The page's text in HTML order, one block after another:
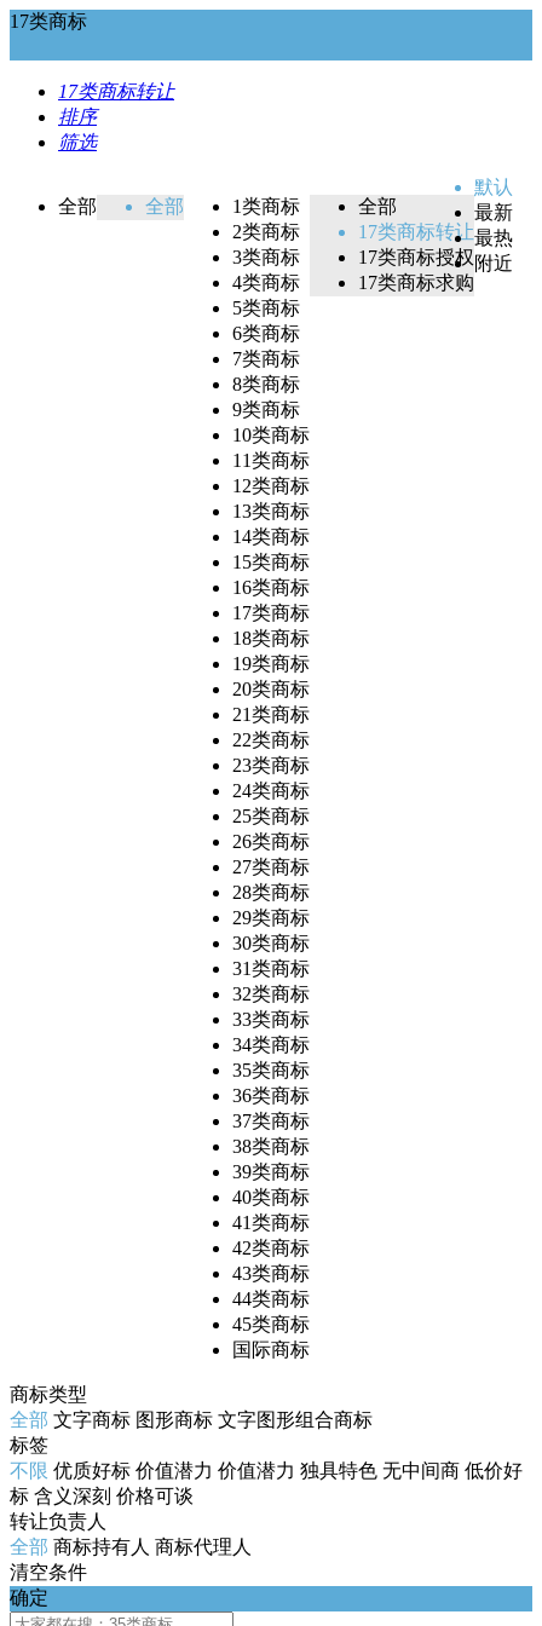
17类商标
17类商标转让
排序
筛选
全部 全部
1类商标
2类商标
3类商标
4类商标
5类商标
6类商标
7类商标
8类商标
9类商标
10类商标
11类商标
12类商标
13类商标
14类商标
15类商标
16类商标
17类商标
18类商标
19类商标
20类商标
21类商标
22类商标
23类商标
24类商标
25类商标
26类商标
27类商标
28类商标
29类商标
30类商标
31类商标
32类商标
33类商标
34类商标
35类商标
36类商标
37类商标
38类商标
39类商标
40类商标
41类商标
42类商标
43类商标
44类商标
45类商标
国际商标
全部
17类商标转让
17类商标授权
17类商标求购
默认
最新
最热
附近
商标类型
全部 文字商标 图形商标 文字图形组合商标
标签
不限 优质好标 价值潜力 价值潜力 独具特色 无中间商 低价好
标 含义深刻 价格可谈
转让负责人
全部 商标持有人 商标代理人
清空条件
确定